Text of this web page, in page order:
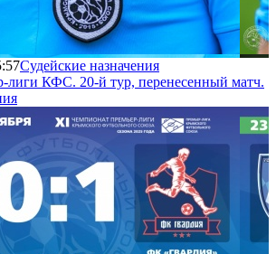
Судейские назначения
лиги КФС. 20-й тур, перенесенный матч.